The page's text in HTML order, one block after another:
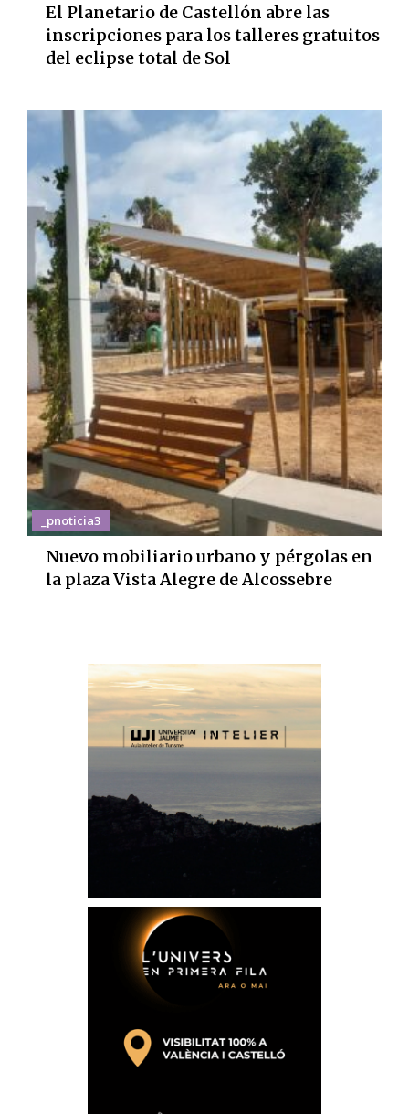
El Planetario de Castellón abre las
inscripciones para los talleres gratuitos
del eclipse total de Sol
_pnoticia3
Nuevo mobiliario urbano y pérgolas en
la plaza Vista Alegre de Alcossebre